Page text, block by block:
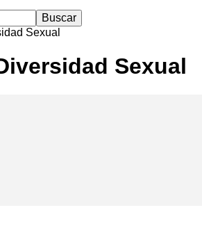
Sexual
Sexual